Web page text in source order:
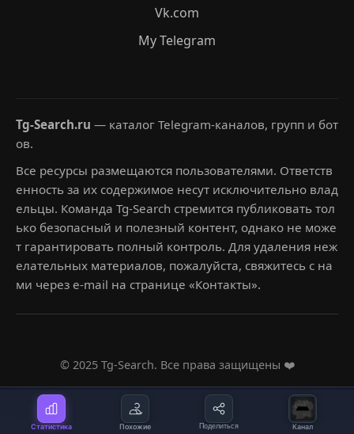
Статистика Похожие Поделиться Канал
Vk.com
My Telegram
Tg-Search.ru — каталог Telegram-каналов, групп и бот
ов.
Все ресурсы размещаются пользователями. Ответств
енность за их содержимое несут исключительно влад
ельцы. Команда Tg-Search стремится публиковать тол
ько безопасный и полезный контент, однако не може
т гарантировать полный контроль. Для удаления неж
елательных материалов, пожалуйста, свяжитесь с на
ми через e-mail на странице «Контакты».
© 2025 Tg-Search. Все права защищены ❤️